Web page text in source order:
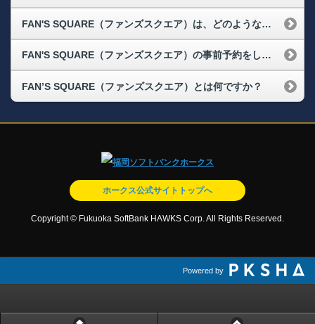
FAN'S SQUARE（ファンズスクエア）は、どのような飲食メニューがありますか？
FAN'S SQUARE（ファンズスクエア）の事前予約をしていましたが、当日いけませんでした。ポイントは戻ってきますか？
FAN’S SQUARE（ファンズスクエア）とは何ですか？
ホークス公式サイトトップへ
Copyright © Fukuoka SoftBank HAWKS Corp. All Rights Reserved.
Powered by